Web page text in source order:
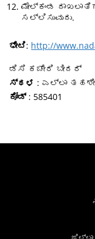
ಮೇಲ್ಕಂಡ
ಸಲ್ಲಿಸುವುದು.
ಭೇಟಿ: http://
ಡಿಸಿ ಕಚೇರಿ ಬೀದರ್
ಸ್ಥಳ : ಎಲ್ಲಾ
ಕೋಡ್: 585401